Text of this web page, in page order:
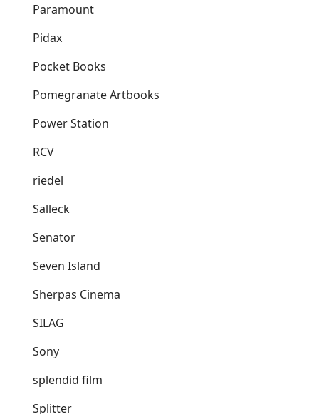
Paramount
Pidax
Pocket Books
Pomegranate Artbooks
Power Station
RCV
riedel
Salleck
Senator
Seven Island
Sherpas Cinema
SILAG
Sony
splendid film
Splitter